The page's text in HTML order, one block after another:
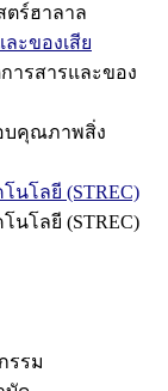
ตร์ฮาลาล
ะของเสีย
ารสารและของ
บคุณภาพสิ่ง
นโลยี (STREC)
นโลยี (STREC)
รรม